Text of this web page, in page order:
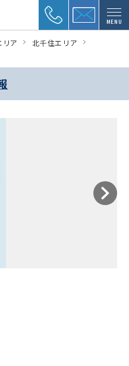
MENU
リア
北千住エリア